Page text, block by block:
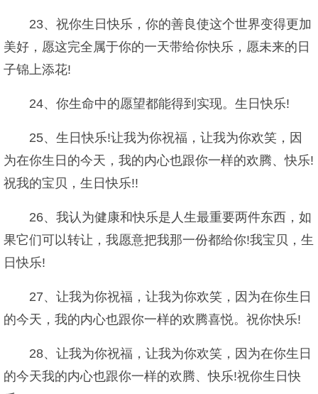
23、祝你生日快乐，你的善良使这个世界变得更加
美好，愿这完全属于你的一天带给你快乐，愿未来的日
子锦上添花!
24、你生命中的愿望都能得到实现。生日快乐!
25、生日快乐!让我为你祝福，让我为你欢笑，因
为在你生日的今天，我的内心也跟你一样的欢腾、快乐!
祝我的宝贝，生日快乐!!
26、我认为健康和快乐是人生最重要两件东西，如
果它们可以转让，我愿意把我那一份都给你!我宝贝，生
日快乐!
27、让我为你祝福，让我为你欢笑，因为在你生日
的今天，我的内心也跟你一样的欢腾喜悦。祝你快乐!
28、让我为你祝福，让我为你欢笑，因为在你生日
的今天我的内心也跟你一样的欢腾、快乐!祝你生日快